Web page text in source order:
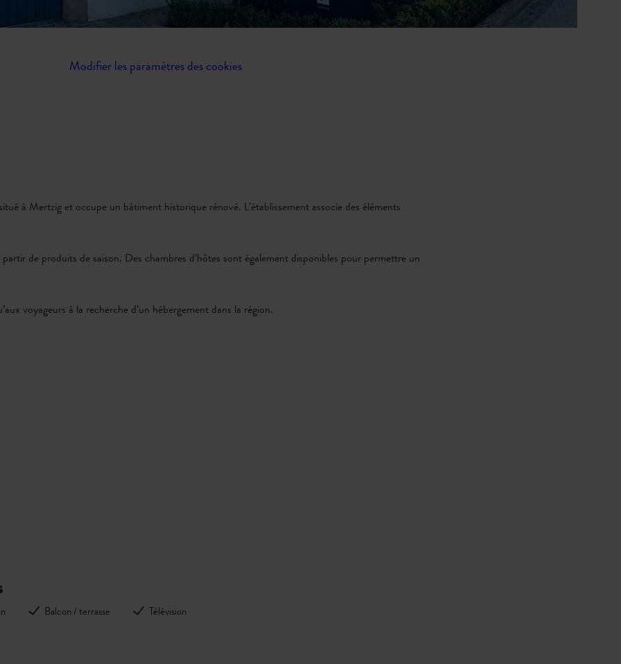
Modifier les paramètres des cookies
à Mertzig et occupe un bâtiment historique rénové. L’établissement associe des éléments
de produits de saison. Des chambres d’hôtes sont également disponibles pour permettre un
voyageurs à la recherche d’un hébergement dans la région.
Balcon / terrasse Télévision